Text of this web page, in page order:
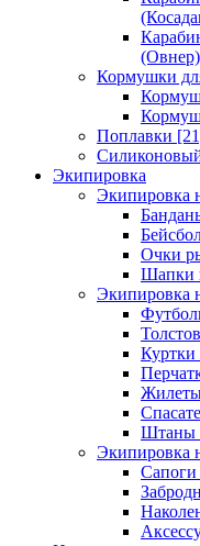
(Овнер)
Кормушки
Поплавки
Экипировка
Экипировка
Очки
Шапки
Экипировка
Жилеты
Штаны
Экипировка